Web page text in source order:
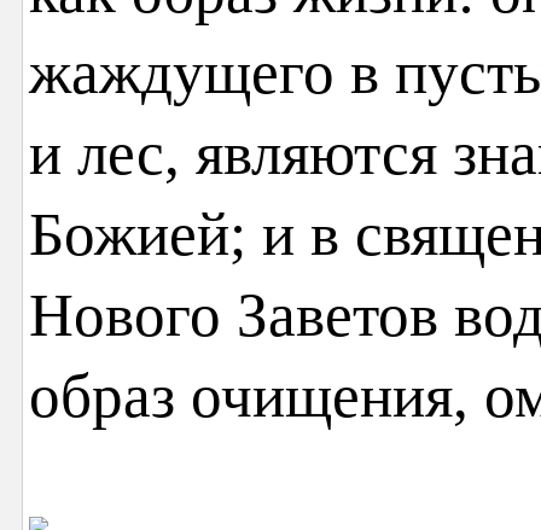
жаждущего в
и лес, являются
Божией; и в
Нового Заветов
образ очищения,